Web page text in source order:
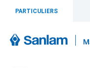
PARTICULIERS